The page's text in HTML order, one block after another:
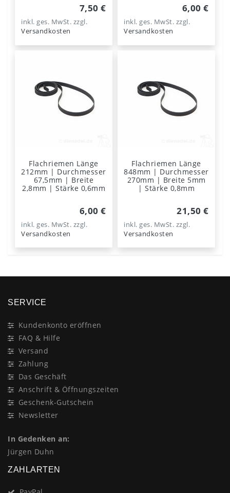
7,50 €
inkl. ges. MwSt. zzgl.
Versandkosten
6,00 €
inkl. ges. MwSt. zzgl.
Versandkosten
Flachriemen Länge
212mm | Durchmesser
67,5mm | Breite
2,8mm | Stärke 0,6mm
6,00 €
inkl. ges. MwSt. zzgl.
Versandkosten
Flachriemen Länge
848mm | Durchmesser
270mm | Breite 5mm
| Stärke 0,8mm
21,50 €
inkl. ges. MwSt. zzgl.
Versandkosten
SERVICE
Kundenkonto eröffnen
FAQ & Hilfe
Versand
Zahlung
Das Geschäft
Anschrift & Öffnungszeiten
Geschenk-Gutschein
Newsletter
In Gedenken an:
Jürgen Duhn
ZAHLARTEN